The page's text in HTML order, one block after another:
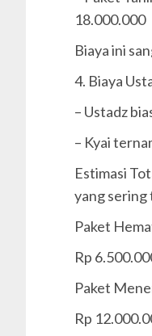
18.000.000
Biaya ini
4. Biaya
– Ustadz
– Kyai
Estimasi
yang sering
Paket
Rp
Paket
Rp